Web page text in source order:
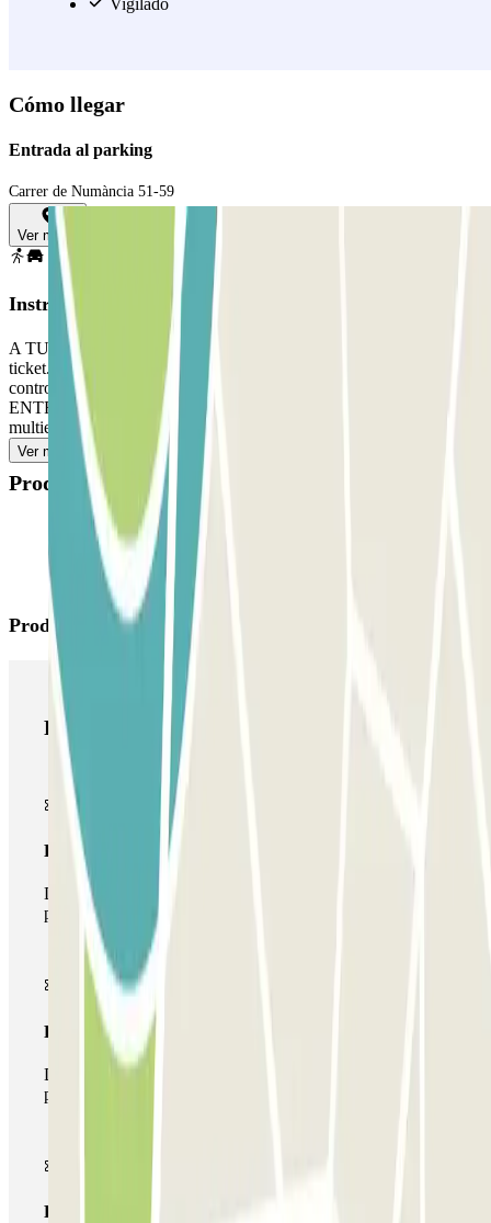
Diagonal, una de las más reconocidas de Barcelona y donde está el
Vigilado
Cómo llegar
Entrada al parking
Carrer de Numància 51-59
Ver mapa
Instrucciones
A TU LLEGADA, PARA ABRIR LA BARRERA: 1) Coge el
ticket. 2) Aparca en cualquier plaza libre. 3) Ve a la cabina de
control con tu reserva Parclick y el ticket. SI TU PASE PERMITE
ENTRADAS Y SALIDAS ILIMITADAS, utiliza la tarjeta/mando
multientrada que te dio el personal.
Ver más
Productos disponibles
Productos de Parclick
Productos de Parclick
Pase básico
Durante tu estancia podrás entrar y salir una única vez al
parking
Pase multiparking
Durante tu estancia podrás hacer uso de toda la red de
parkings de este operador disponibles en Parclick.
Pase ilimitado